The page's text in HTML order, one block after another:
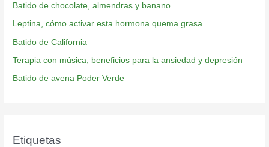
Batido de chocolate, almendras y banano
Leptina, cómo activar esta hormona quema grasa
Batido de California
Terapia con música, beneficios para la ansiedad y depresión
Batido de avena Poder Verde
Etiquetas